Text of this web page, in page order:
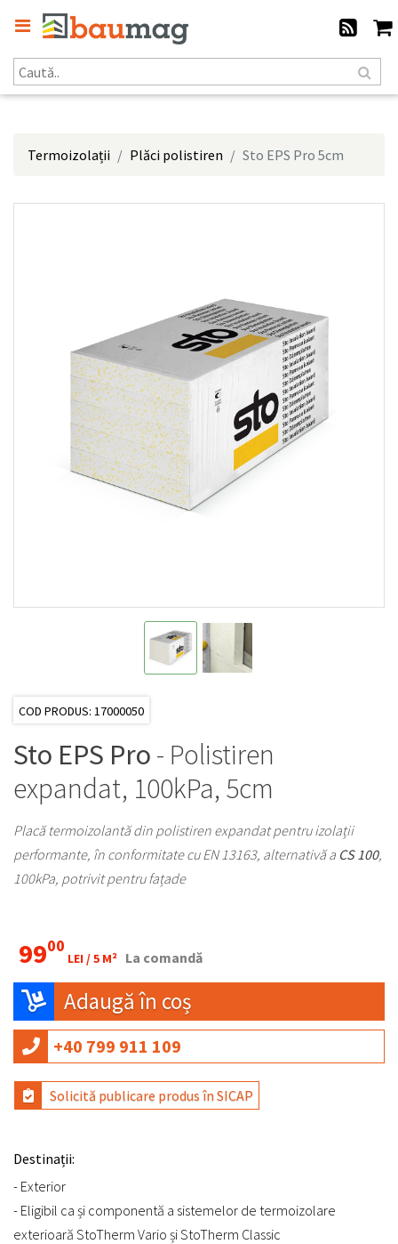
Termoizolații Plăci polistiren Sto EPS Pro 5cm
COD PRODUS: 17000050
Sto EPS Pro - Polistiren
expandat, 100kPa, 5cm
Placă termoizolantă din polistiren expandat pentru izolații
performante, în conformitate cu EN 13163, alternativă a CS 100,
100kPa, potrivit pentru fațade
9900
LEI /5 M² La comandă
Adaugă în coș
+40 799 911 109
Solicită publicare produs în SICAP
Destinații:
- Exterior
- Eligibil ca și componentă a sistemelor de termoizolare
exterioară StoTherm Vario și StoTherm Classic